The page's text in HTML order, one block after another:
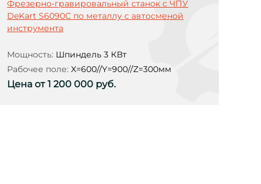
Фрезерно-гравировальный станок с ЧПУ
DeKart S6090С по металлу с автосменой
инструмента
Мощность: Шпиндель 3 КВт
Рабочее поле: X=600//Y=900//Z=300мм
Цена от 1 200 000 руб.